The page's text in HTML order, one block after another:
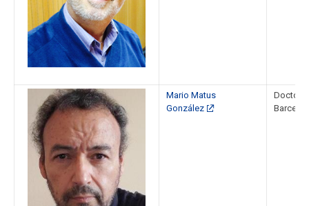
Mario Matus
González
Doctor